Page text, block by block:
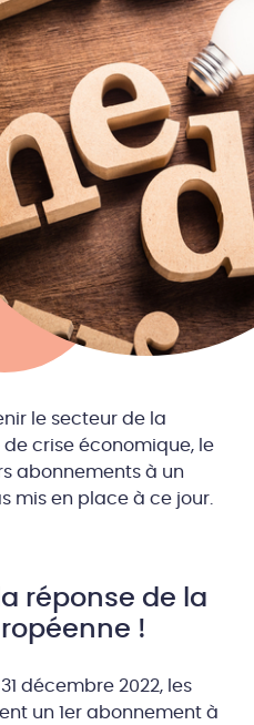
le secteur de la
crise économique, le
abonnements à un
mis en place à ce jour.
réponse de la
!
décembre 2022, les
un 1er abonnement à